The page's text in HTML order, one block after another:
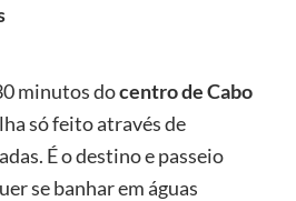
minutos docentro de Cabo
só feito através de
É o destino e passeio
se banhar em águas